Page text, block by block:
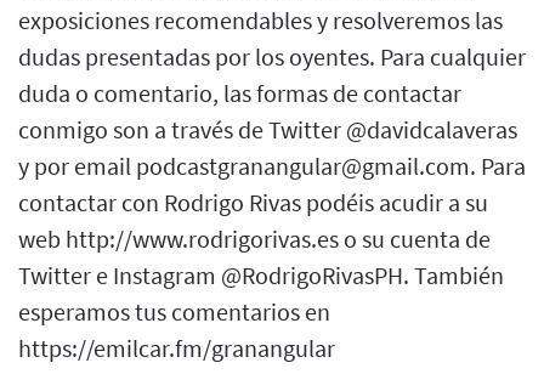
exposiciones recomendables y resolveremos las
dudas presentadas por los oyentes. Para cualquier
duda o comentario, las formas de contactar
conmigo son a través de Twitter @davidcalaveras
y por email podcastgranangular@gmail.com. Para
contactar con Rodrigo Rivas podéis acudir a su
web http://www.rodrigorivas.es o su cuenta de
Twitter e Instagram @RodrigoRivasPH. También
esperamos tus comentarios en
https://emilcar.fm/granangular